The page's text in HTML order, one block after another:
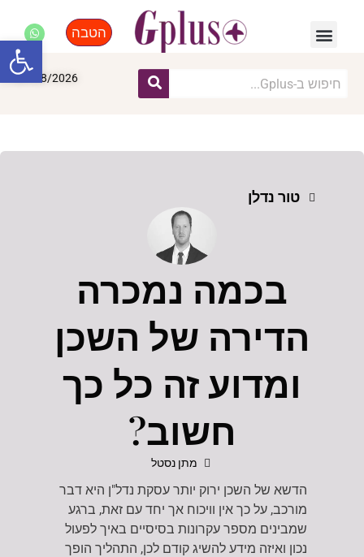
הטבה
07/08/2026
טור נדלן
בכמה נמכרה
הדירה של השכן
ומדוע זה כל כך
חשוב?
מתן נסטל
הדשא של השכן ירוק יותר עסקת נדל"ן היא דבר
מורכב, על כך אין וויכוח אך יחד עם זאת, ברגע
שמבינים מספר עקרונות בסיסיים באיך לפעול
נכון ואיזה מידע להשיג קודם לכן, התהליך הופך
פתח